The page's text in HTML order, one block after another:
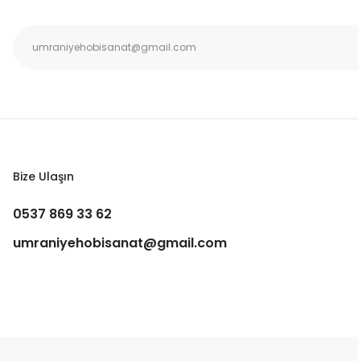
Bize Ulaşın
0537 869 33 62
umraniyehobisanat@gmail.com